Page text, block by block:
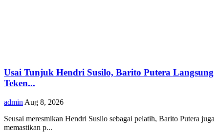
Usai Tunjuk Hendri Susilo, Barito Putera Langsung
Teken...
admin Aug 8, 2026
Seusai meresmikan Hendri Susilo sebagai pelatih, Barito Putera juga
memastikan p...